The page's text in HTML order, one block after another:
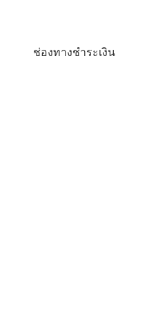
ช่องทางชำระเงิน